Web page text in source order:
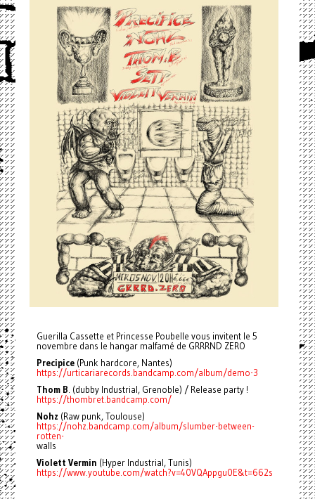
Guerilla Cassette et Princesse Poubelle vous invitent le 5
novembre dans le hangar malfamé de GRRRND ZERO
Precipice(Punk hardcore, Nantes)
https://urticariarecords.bandcamp.com/album/demo-3
Thom B . (dubby Industrial, Grenoble) / Release party !
https://thombret.bandcamp.com/
Nohz (Raw punk, Toulouse)
https://nohz.bandcamp.com/album/slumber-between-
rotten-
walls
Violett Vermin (Hyper Industrial, Tunis)
https://www.youtube.com/watch?v=40VQAppgu0E&t=662s